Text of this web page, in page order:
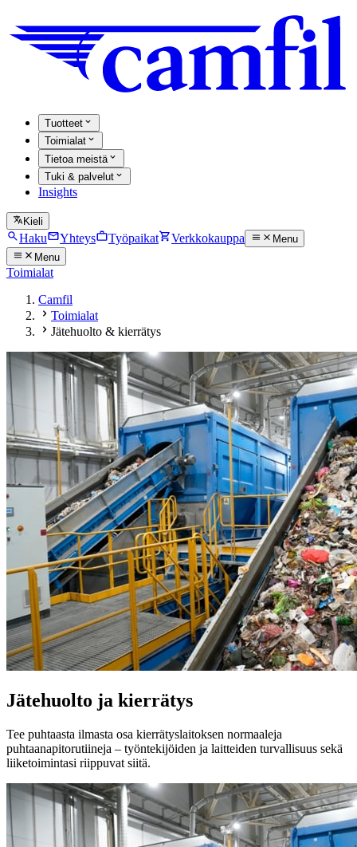
Tuotteet
Toimialat
Tietoa meistä
Tuki & palvelut
Insights
Kieli
Haku Yhteys Työpaikat Verkkokauppa
Menu
Menu
Toimialat
Camfil
Toimialat
Jätehuolto & kierrätys
Jätehuolto ja kierrätys
Tee puhtaasta ilmasta osa kierrätyslaitoksen normaaleja
puhtaanapitorutiineja – työntekijöiden ja laitteiden turvallisuus sekä
liiketoimintasi riippuvat siitä.